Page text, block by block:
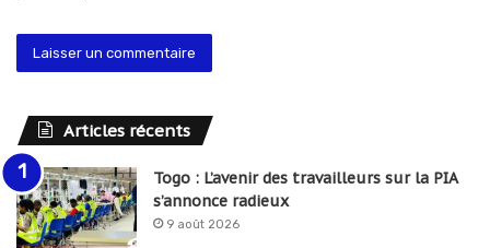
Articles récents
Togo : L’avenir des travailleurs sur la PIA
s’annonce radieux
9 août 2026